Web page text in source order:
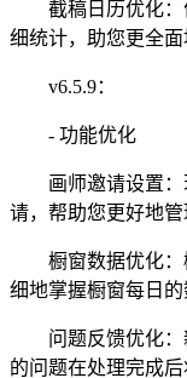
截稿日历优化：
细统计，助您更全面
v6.5.9：
- 功能优化
画师邀请设置：
请，帮助您更好地管
橱窗数据优化：
细地掌握橱窗每日的
问题反馈优化：
的问题在处理完成